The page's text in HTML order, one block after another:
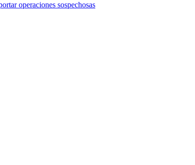
operaciones sospechosas